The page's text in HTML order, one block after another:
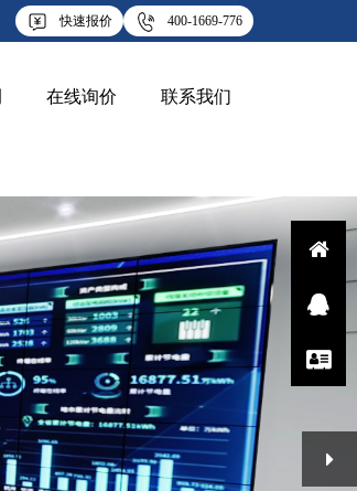
快速报价 400-1669-776
在线询价 联系我们